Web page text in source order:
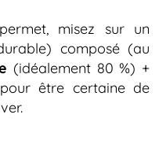
misez sur un
composé (au
(idéalement 80 %) +
être certaine de